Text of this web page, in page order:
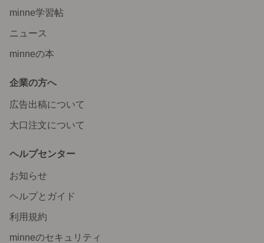
minne学習帖
ニュース
minneの本
企業の方へ
広告出稿について
大口注文について
ヘルプセンター
お知らせ
ヘルプとガイド
利用規約
minneのセキュリティ